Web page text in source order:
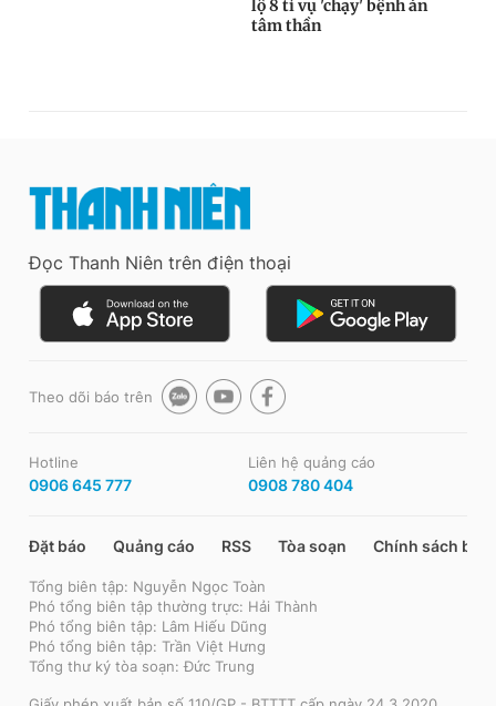
Đọc Thanh Niên trên điện thoại
Theo dõi báo trên
Hotline
0906 645 777
Liên hệ quảng cáo
0908 780 404
Đặt báo Quảng cáo RSS Tòa soạn Chính sách bảo
Tổng biên tập: Nguyễn Ngọc Toàn
Phó tổng biên tập thường trực: Hải Thành
Phó tổng biên tập: Lâm Hiếu Dũng
Phó tổng biên tập: Trần Việt Hưng
Tổng thư ký tòa soạn: Đức Trung